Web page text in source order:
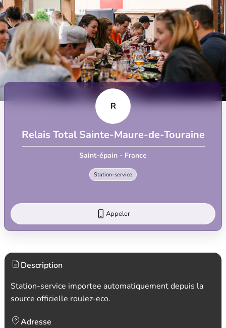
R
Relais Total Sainte-Maure-de-Touraine
Saint-épain - France
Station-service
Appeler
Description
Station-service importee automatiquement depuis la
source officielle roulez-eco.
Adresse